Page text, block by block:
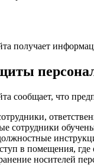
получает
сообщает, что
сотрудники
в помещения,
носителей